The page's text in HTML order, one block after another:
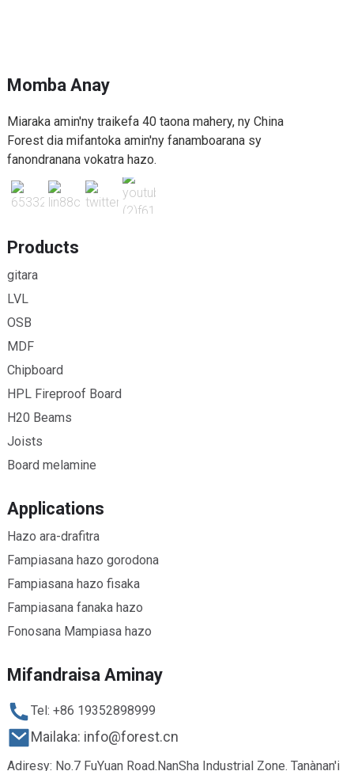
Momba Anay
Miaraka amin'ny traikefa 40 taona mahery, ny China
Forest dia mifantoka amin'ny fanamboarana sy
fanondranana vokatra hazo.
Products
gitara
LVL
OSB
MDF
Chipboard
HPL Fireproof Board
H20 Beams
Joists
Board melamine
Applications
Hazo ara-drafitra
Fampiasana hazo gorodona
Fampiasana hazo fisaka
Fampiasana fanaka hazo
Fonosana Mampiasa hazo
Mifandraisa Aminay
Tel: +86 19352898999
Mailaka: info@forest.cn
Adiresy: No.7 FuYuan Road.NanSha Industrial Zone. Tanànan'i